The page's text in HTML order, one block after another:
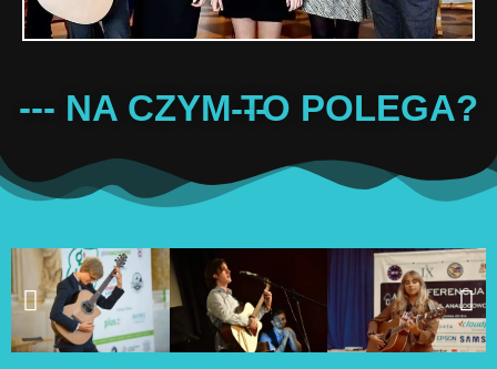
--- NA CZYM TO POLEGA? ---